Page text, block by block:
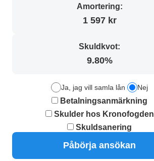
Amortering:
1 597 kr
Skuldkvot:
9.80%
Ja, jag vill samla lån Nej
Betalningsanmärkning
Skulder hos Kronofogden
Skuldsanering
Påbörja ansökan